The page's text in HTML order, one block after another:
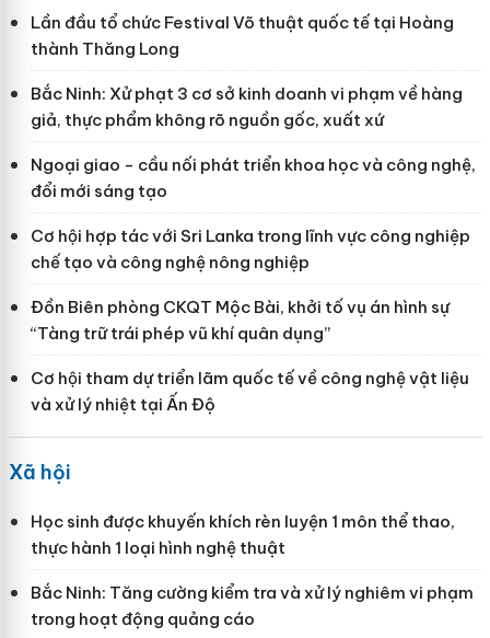
Lần đầu tổ chức Festival Võ thuật quốc tế tại Hoàng
thành Thăng Long
Bắc Ninh: Xử phạt 3 cơ sở kinh doanh vi phạm về hàng
giả, thực phẩm không rõ nguồn gốc, xuất xứ
Ngoại giao - cầu nối phát triển khoa học và công nghệ,
đổi mới sáng tạo
Cơ hội hợp tác với Sri Lanka trong lĩnh vực công nghiệp
chế tạo và công nghệ nông nghiệp
Đồn Biên phòng CKQT Mộc Bài, khởi tố vụ án hình sự
“Tàng trữ trái phép vũ khí quân dụng”
Cơ hội tham dự triển lãm quốc tế về công nghệ vật liệu
và xử lý nhiệt tại Ấn Độ
Xã hội
Học sinh được khuyến khích rèn luyện 1 môn thể thao,
thực hành 1 loại hình nghệ thuật
Bắc Ninh: Tăng cường kiểm tra và xử lý nghiêm vi phạm
trong hoạt động quảng cáo